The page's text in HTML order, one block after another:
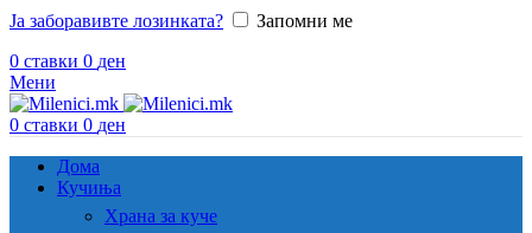
Ја заборавивте лозинката?
Запомни ме
0 ставки 0 ден
Мени
0 ставки 0 ден
Дома
Кучиња
Храна за куче